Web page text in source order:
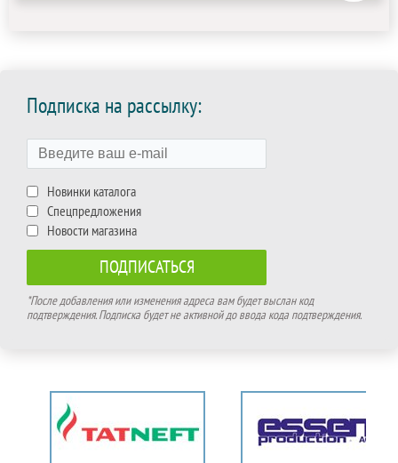
Подписка на рассылку:
Новинки каталога
Спецпредложения
Новости магазина
*После добавления или изменения адреса вам будет выслан код
подтверждения. Подписка будет не активной до ввода кода подтверждения.